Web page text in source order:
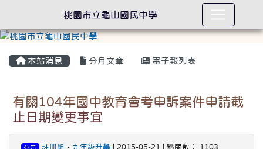
本站消息 分月文章 電子報列表
有關104年國中教育會考申訴案件申請截
止日期變更事宜
註冊組 - 九年級升學 | 2015-05-21 | 點閱數： 1103
桃園市立龜山國民中學